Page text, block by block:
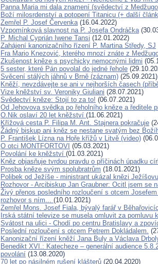
Panna Maria mi dala znamení (svědectví z
Boží milosrdenství a potopení Titanicu (+ další
Zemřel P. Josef Červenka(16.04.2022)
Vzpomínková slavnost na P. Josefa Ondráčka
P. Michal Cyprián Iwene Tansi (12.01.2022)
Zahájení kanonizačního řízení P. Martina Středy, SJ
Fra Mario Knezović, kterého mnozí znáte z
Zkušenost kněze s psychicky nemocnými lidmi
5 sester, které Pán povolal do jedné řehole
Svěcení stálých jáhnů v Brně (záznam) (25.09.2021)
Kněží, nevzdávejte se ani v nejhorších časech
Vize kněžství sv. Veroniky Giuliani (28.07.2021)
Svědectví kněze: Stojí to za to! (06.07.2021)
Od Jehovova svědka po řeholního kněze a ředitele
O.Nik oslaví 20 let kněžství (11.06.2021)
Křížová cesta P. Filipa M. Ant. Stajnera pokračuje
Žádný biskup ani kněz se nestane svatým bez
P. František Lízna na Hoře křížů v Litvě (video)
O otci MONTFORTOVI (05.03.2021)
Povolání ke kněžství (01.03.2021)
Kněz objasňuje tvrdou pravdu o příčinách úpadku
Prosba kněze svým spolubratrům (18.01.2021)
Polibek od Ježíše - ministrant ukázal knězi
Rozhovor - Arcibiskup Jan Graubner: Ocitl jsem se
Živý přenos posledního rozloučení s otcem
rozhovor s ním... (10.01.2021)
Zemřel Mons. Josef Fiala, bývalý farář v
Irská státní televize se musela omluvit za pomluvu
Svátost na ulici - Chodí po centru Bratislavy a
Poslední rozloučení s otcem Petrem Dokládalem.
Kanonizační řízení kněží Jana Buly a Václava
Benedikt XVI.: Katecheze – generální audience
povolání (13.08.2020)
70 let po násilném rušení klášterů (20.04.2020)